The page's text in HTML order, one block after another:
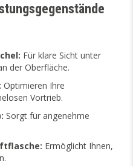
Für klare Sicht unter
der Oberfläche.
Optimieren Ihre
Vortrieb.
Sorgt für angenehme
Ermöglicht Ihnen,